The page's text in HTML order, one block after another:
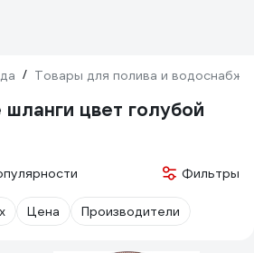
/ Товары для полива и
цвет голубой
Фильтры
Цена Производители